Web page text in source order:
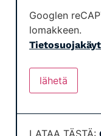
Googlen
lomakkeen.